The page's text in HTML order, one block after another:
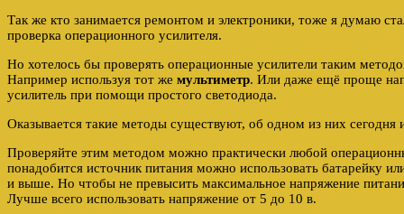
Так же кто занимается ремонтом и электроники, тоже я думаю
проверка операционного усилителя.
Но хотелось бы проверять операционные усилители таким
Например используя тот же мультиметр. Или даже ещё проще
усилитель при помощи простого светодиода.
Оказывается такие методы существуют, об одном из них сегодня
Проверяйте этим методом можно практически любой
понадобится источник питания можно использовать батарейку
и выше. Но чтобы не превысить максимальное напряжение
Лучше всего использовать напряжение от 5 до 10 в.